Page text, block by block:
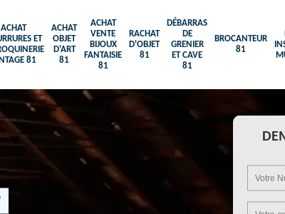
ACHAT
ET
81
ACHAT
OBJET
D'ART
81
ACHAT
VENTE
BIJOUX
FANTAISIE
81
RACHAT
D'OBJET
81
DÉBARRAS
DE
GRENIER
ET CAVE
81
BROCANTEUR
81